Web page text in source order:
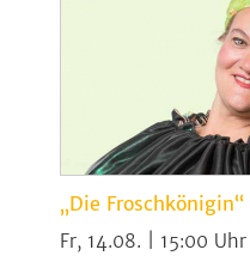
„Die Froschkönigin“
Fr, 14.08. | 15:00